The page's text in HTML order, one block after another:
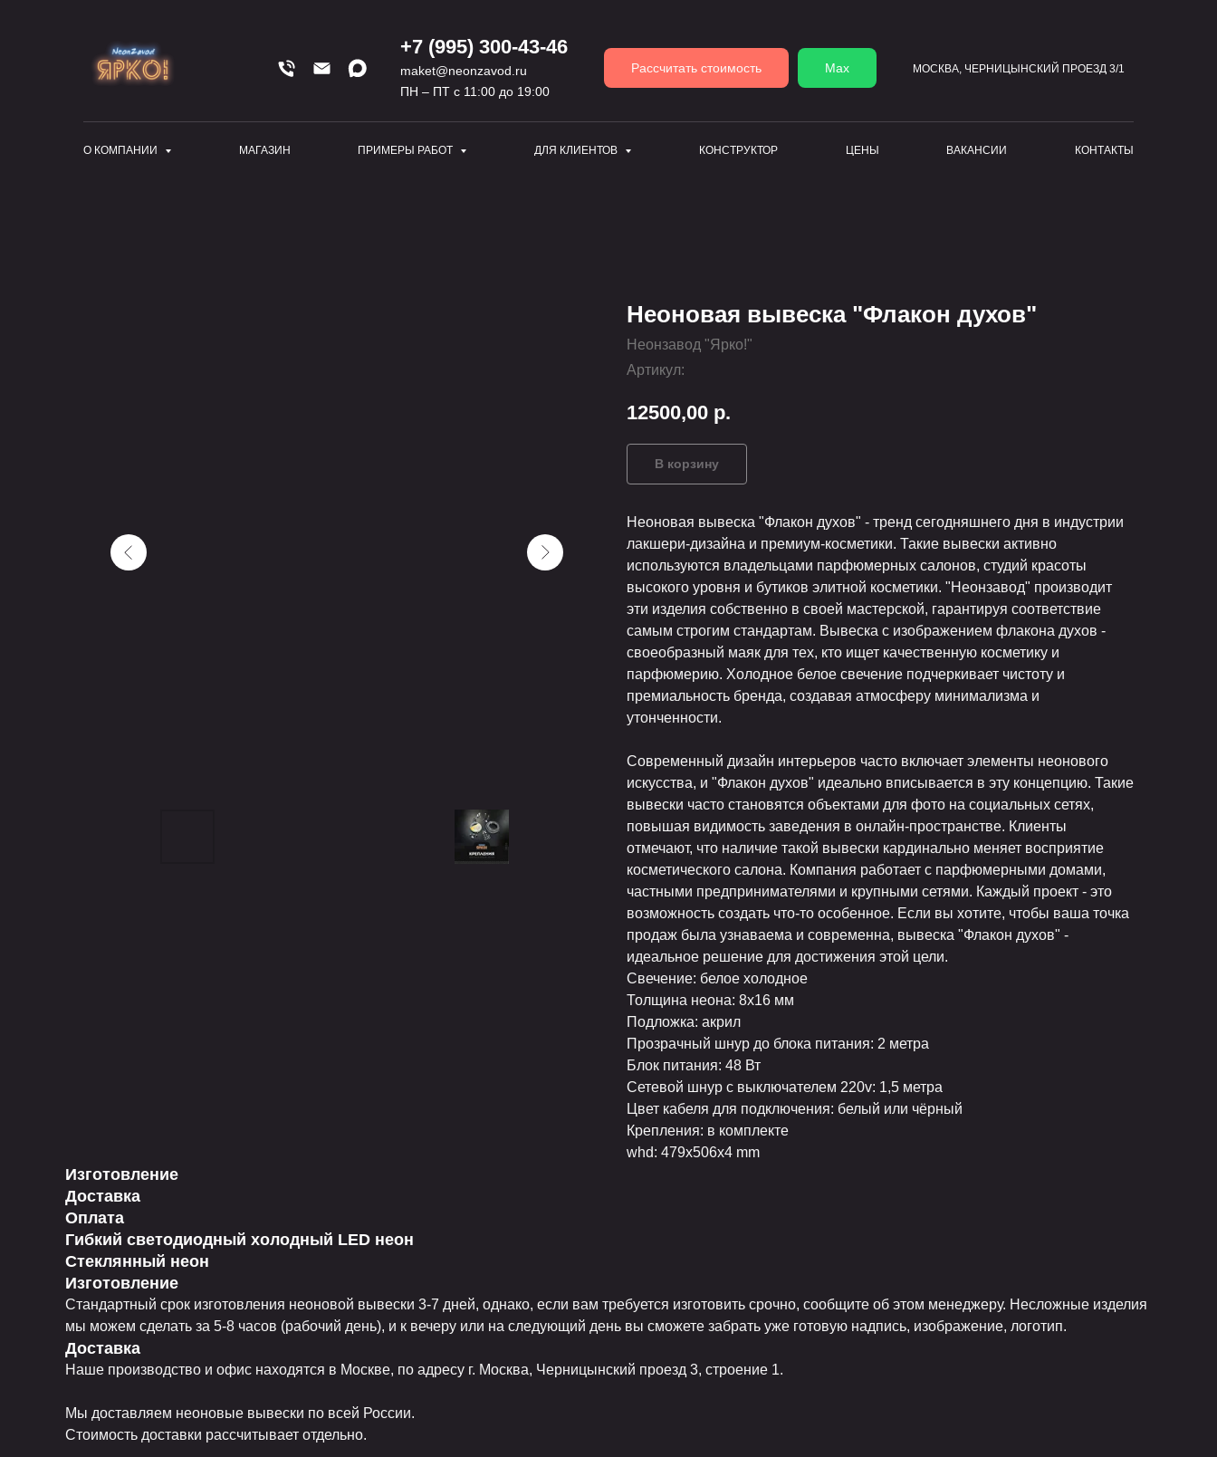
+7 (995) 300-43-46
maket@neonzavod.ru
ПН – ПТ с 11:00 до 19:00
Рассчитать стоимость Max МОСКВА, ЧЕРНИЦЫНСКИЙ ПРОЕЗД 3/1
О КОМПАНИИ МАГАЗИН ПРИМЕРЫ РАБОТ ДЛЯ КЛИЕНТОВ КОНСТРУКТОР ЦЕНЫ ВАКАНСИИ КОНТАКТЫ
Неоновая вывеска "Флакон духов"
Неонзавод "Ярко!"
Артикул:
12500,00 р.
В корзину
Неоновая вывеска "Флакон духов" - тренд сегодняшнего дня в индустрии
лакшери-дизайна и премиум-косметики. Такие вывески активно
используются владельцами парфюмерных салонов, студий красоты
высокого уровня и бутиков элитной косметики. "Неонзавод" производит
эти изделия собственно в своей мастерской, гарантируя соответствие
самым строгим стандартам. Вывеска с изображением флакона духов -
своеобразный маяк для тех, кто ищет качественную косметику и
парфюмерию. Холодное белое свечение подчеркивает чистоту и
премиальность бренда, создавая атмосферу минимализма и
утонченности.
Современный дизайн интерьеров часто включает элементы неонового
искусства, и "Флакон духов" идеально вписывается в эту концепцию. Такие
вывески часто становятся объектами для фото на социальных сетях,
повышая видимость заведения в онлайн-пространстве. Клиенты
отмечают, что наличие такой вывески кардинально меняет восприятие
косметического салона. Компания работает с парфюмерными домами,
частными предпринимателями и крупными сетями. Каждый проект - это
возможность создать что-то особенное. Если вы хотите, чтобы ваша точка
продаж была узнаваема и современна, вывеска "Флакон духов" -
идеальное решение для достижения этой цели.
Свечение: белое холодное
Толщина неона: 8х16 мм
Подложка: акрил
Прозрачный шнур до блока питания: 2 метра
Блок питания: 48 Вт
Сетевой шнур с выключателем 220v: 1,5 метра
Цвет кабеля для подключения: белый или чёрный
Крепления: в комплекте
whd: 479x506x4 mm
Изготовление
Доставка
Оплата
Гибкий светодиодный холодный LED неон
Стеклянный неон
Изготовление
Стандартный срок изготовления неоновой вывески 3-7 дней, однако, если вам требуется изготовить срочно, сообщите об этом менеджеру. Несложные изделия
мы можем сделать за 5-8 часов (рабочий день), и к вечеру или на следующий день вы сможете забрать уже готовую надпись, изображение, логотип.
Доставка
Наше производство и офис находятся в Москве, по адресу г. Москва, Черницынский проезд 3, строение 1.
Мы доставляем неоновые вывески по всей России.
Стоимость доставки рассчитывает отдельно.